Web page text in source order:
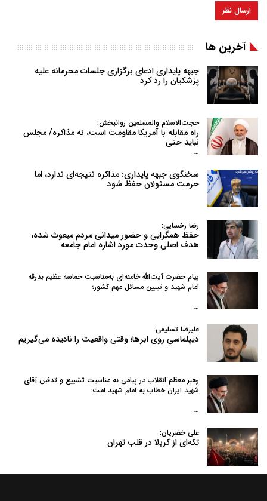
آخرین ها
جبهه پایداری ادعای برگزاری جلسات محرمانه علیه
پزشکیان را رد کرد
حجت‌الاسلام والمسلمین روانبخش:
راه مقابله با آمریکا مقاومت است، نه مذاکره/ مجلس
نباید حتی
…
سخنگوی جبهه پایداری: مذاکره نتیجه‌ای ندارد، اما
حرمت مسئولان حفظ شود
رضا رخسایی:
حفظ همگرایی و حضور میدانی مردم مبعوث شده،
هدف اصلی وحدت مورد اشاره امام جامعه
پیام حضرت آیت‌الله خامنه‌ای به‌مناسبت حماسه عظیم بدرقه
امام شهید و تبیین مسائل مهم کشور؛
…
علیرضا تسلیمی:
دیپلماسیِ روی ابرها؛ وقتی واقعیت را نادیده می‌گیریم
رهبر معظم انقلاب در پیامی به‌ مناسبت تشییع و تدفین آقای
شهید ایران خطاب به امام شهید امت:
…
علی خضریان:
تکه‌ای از کربلا در قلب تهران